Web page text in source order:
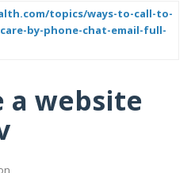
topics/ways-to-call-to-
by-phone-chat-email-full-
a website